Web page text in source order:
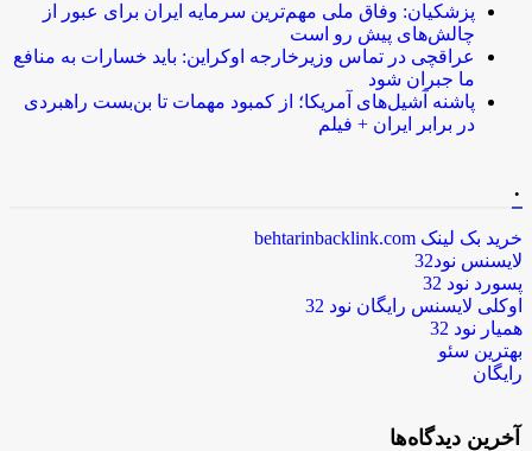
پزشکیان: وفاق ملی مهم‌ترین سرمایه ایران برای عبور از
چالش‌های پیش رو است
عراقچی در تماس وزیرخارجه اوکراین: باید خسارات به منافع
ما جبران شود
پاشنه آشیل‌های آمریکا؛ از کمبود مهمات تا بن‌بست راهبردی
در برابر ایران + فیلم
خرید بک لینک behtarinbacklink.com
لایسنس نود32
پسورد نود 32
اوکلی لایسنس رایگان نود 32
همیار نود 32
بهترین سئو
رایگان
آخرین دیدگاه‌ها